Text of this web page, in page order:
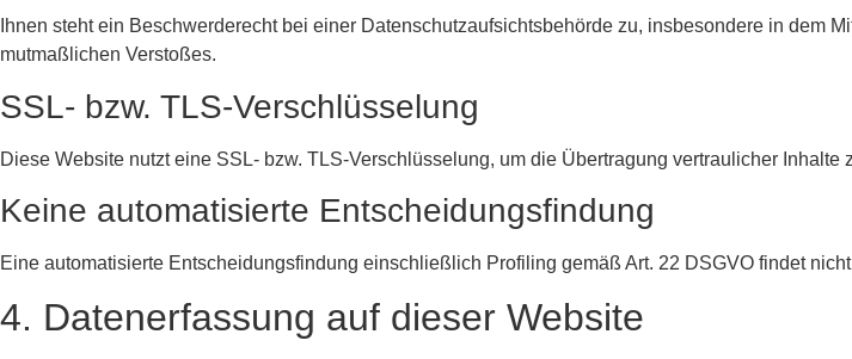
Ihnen steht ein Beschwerderecht bei einer Datenschutzaufsichtsbehörde zu, insbesondere in dem
mutmaßlichen Verstoßes.
SSL- bzw. TLS-Verschlüsselung
Diese Website nutzt eine SSL- bzw. TLS-Verschlüsselung, um die Übertragung vertraulicher Inhalte
Keine automatisierte Entscheidungsfindung
Eine automatisierte Entscheidungsfindung einschließlich Profiling gemäß Art. 22 DSGVO findet nicht
4. Datenerfassung auf dieser Website